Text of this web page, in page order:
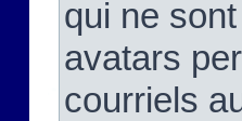
qui ne
avatars
courriels